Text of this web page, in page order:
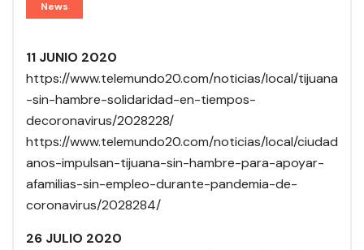
News
11 JUNIO 2020
https://www.telemundo20.com/noticias/local/tijuana
-sin-hambre-solidaridad-en-tiempos-
decoronavirus/2028228/
https://www.telemundo20.com/noticias/local/ciudad
anos-impulsan-tijuana-sin-hambre-para-apoyar-
afamilias-sin-empleo-durante-pandemia-de-
coronavirus/2028284/
26 JULIO 2020